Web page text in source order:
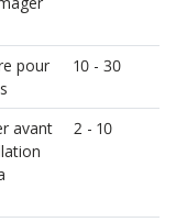
pour
10 - 30
avant
2 - 10